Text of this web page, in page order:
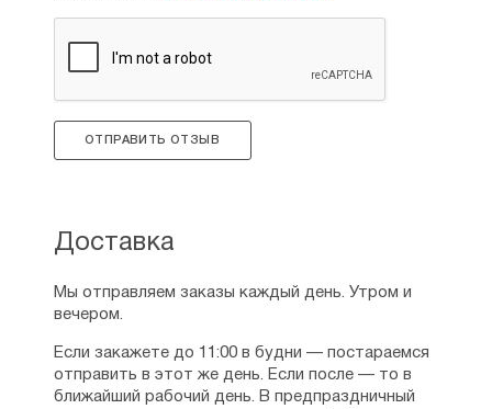
ОТПРАВИТЬ ОТЗЫВ
Доставка
Мы отправляем заказы каждый день. Утром и
вечером.
Если закажете до 11:00 в будни — постараемся
отправить в этот же день. Если после — то в
ближайший рабочий день. В предпраздничный